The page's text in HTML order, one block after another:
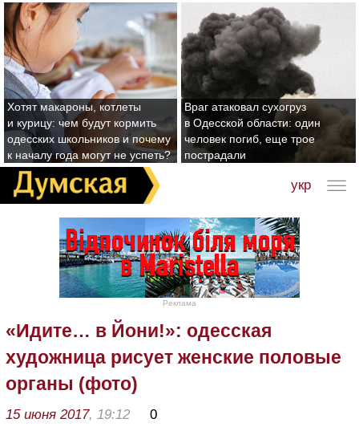
Хотят макароны, котлеты
и курицу: чем будут кормить
одесских школьников и почему
к началу года могут не успеть?
Враг атаковал сухогруз
в Одесской области: один
человек погиб, еще трое
пострадали
укр
Реклама
«Идите… в Йони!»: одесская
художница рисует женские половые
органы (фото)
15 июня 2017, 19:12 0